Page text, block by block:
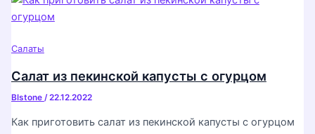
Салаты
Салат из пекинской капусты с огурцом
Blstone /22.12.2022
Как приготовить салат из пекинской капусты с огурцом